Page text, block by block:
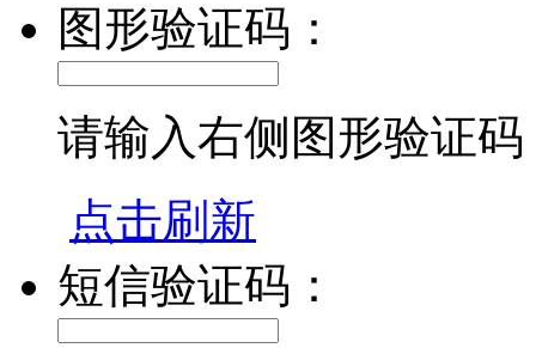
图形验证码：
请输入右侧图形验证码
点击刷新
短信验证码：